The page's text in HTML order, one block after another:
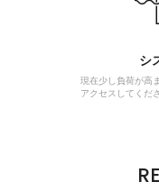
シ
現在少し負荷が高
アクセスしてくだ